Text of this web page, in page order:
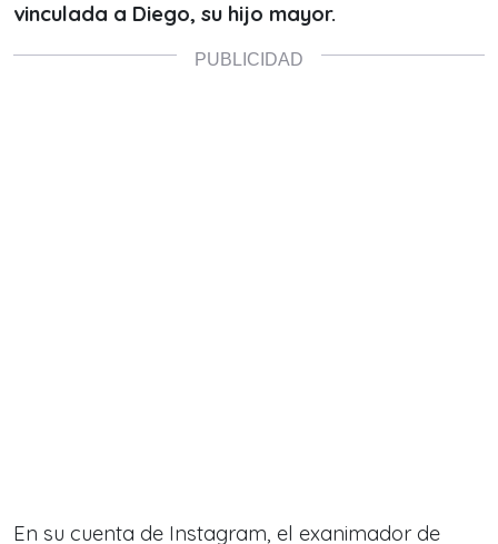
vinculada a Diego, su hijo mayor.
En su cuenta de Instagram, el exanimador de